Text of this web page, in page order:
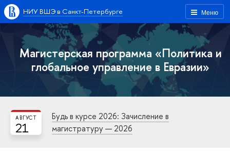
Меню
НИУ ВШЭ в Санкт-Петербурге
Магистерская программа «Политика и
глобальное управление в Евразии»
21
АВГУСТ
Будь в курсе 2026: Зачисление в
магистратуру — 2026